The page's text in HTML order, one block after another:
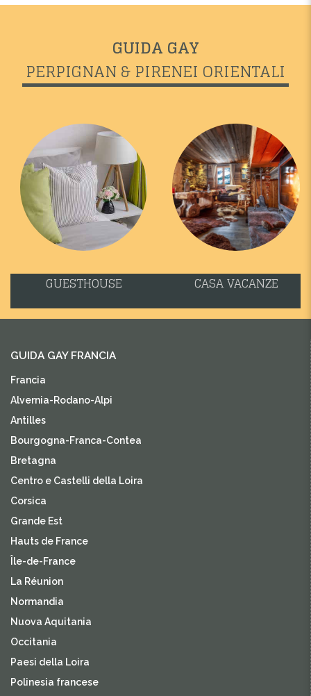
GUIDA GAY
PERPIGNAN & PIRENEI ORIENTALI
GUESTHOUSE CASA VACANZE
GUIDA GAY FRANCIA
Francia
Alvernia-Rodano-Alpi
Antilles
Bourgogna-Franca-Contea
Bretagna
Centro e Castelli della Loira
Corsica
Grande Est
Hauts de France
Île-de-France
La Réunion
Normandia
Nuova Aquitania
Occitania
Paesi della Loira
Polinesia francese